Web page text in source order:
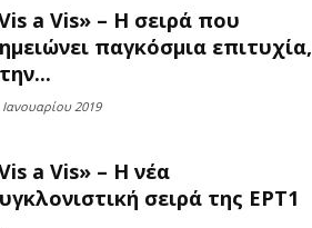
a Vis» – Η σειρά που
παγκόσμια επιτυχία,
2019
a Vis» – Η νέα
σειρά της ΕΡΤ1